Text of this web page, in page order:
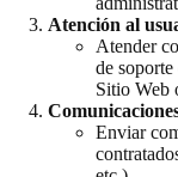
Atención al
Atender
de
Sitio Web
Enviar